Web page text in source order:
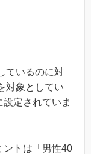
ているのに対
対象としてい
定されていま
ントは「男性40